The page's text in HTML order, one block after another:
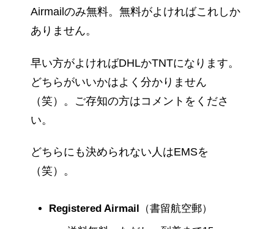
Airmailのみ無料。無料がよければこれしか
ありません。
早い方がよければDHLかTNTになります。
どちらがいいかはよく分かりません
（笑）。ご存知の方はコメントをくださ
い。
どちらにも決められない人はEMSを
（笑）。
Registered Airmail （書留航空郵）